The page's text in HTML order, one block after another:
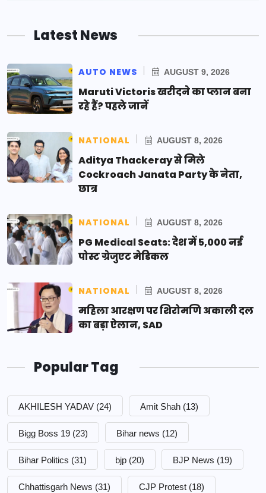
Latest News
AUTO NEWS AUGUST 9, 2026
Maruti Victoris खरीदने का प्लान बना
रहे हैं? पहले जानें
NATIONAL AUGUST 8, 2026
Aditya Thackeray से मिले
Cockroach Janata Party के नेता,
छात्र
NATIONAL AUGUST 8, 2026
PG Medical Seats: देश में 5,000 नई
पोस्ट ग्रेजुएट मेडिकल
NATIONAL AUGUST 8, 2026
महिला आरक्षण पर शिरोमणि अकाली दल
का बड़ा ऐलान, SAD
Popular Tag
AKHILESH YADAV (24) Amit Shah (13)
Bigg Boss 19 (23) Bihar news (12)
Bihar Politics (31) bjp (20) BJP News (19)
Chhattisgarh News (31) CJP Protest (18)